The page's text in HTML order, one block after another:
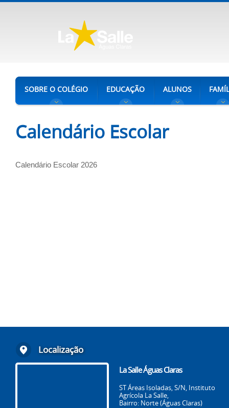
SOBRE O COLÉGIO EDUCAÇÃO ALUNOS
Calendário Escolar
Calendário Escolar 2026
Localização
La Salle Águas Claras
ST Áreas Isoladas, S/N, Instituto
Agrícola La Salle,
Bairro: Norte (Águas Claras)